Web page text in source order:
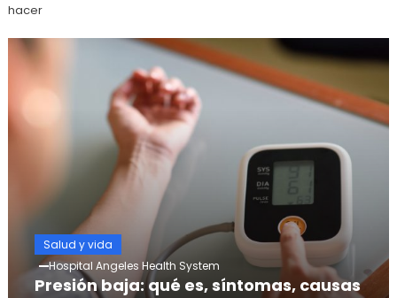
hacer
Salud y vida
Hospital Angeles Health System
Presión baja: qué es, síntomas, causas